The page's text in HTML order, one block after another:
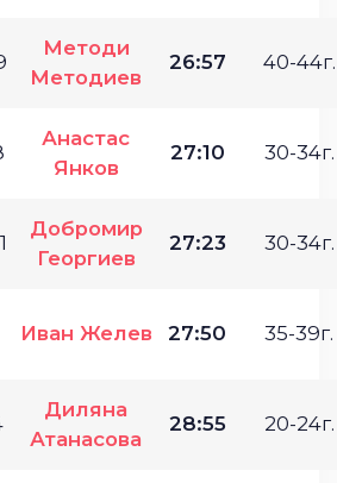
Методи
Методиев
26:57 40-44г.
Анастас
Янков
27:10 30-34г.
Добромир
Георгиев
27:23 30-34г.
Иван Желев 27:50 35-39г.
Диляна
Атанасова
28:55 20-24г.